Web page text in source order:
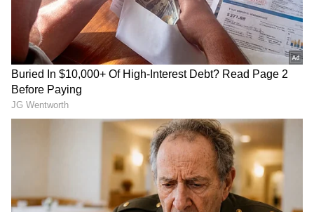
ದ್ವಿರ್ದ್ವಾದಶ ದೃಷ್ಟಿ ಯೋಗ; 30 ಡಿಗ್ರಿ
ಅಂತರದಲ್ಲಿ ಬುಧ-ಮಂಗಳ, 4
ರಾಶಿಗೆ ಅದೃಷ್ಟ
ನಿಜವಾದ ಮುಹೂರ್ತ ಯಾವುದು?
ಇಲ್ಲಿದೆ ಡಿಟೇಲ್ಸ್​
"ರಾಜಕೀಯ ಬೇಡ, ಸಿನಿಮಾನೇ ಪ್ರಾಣ":
ಕನಕೋತ್ಸವದಲ್ಲಿ ರಿಷಬ್ ಶೆಟ್ಟಿ | Rishab